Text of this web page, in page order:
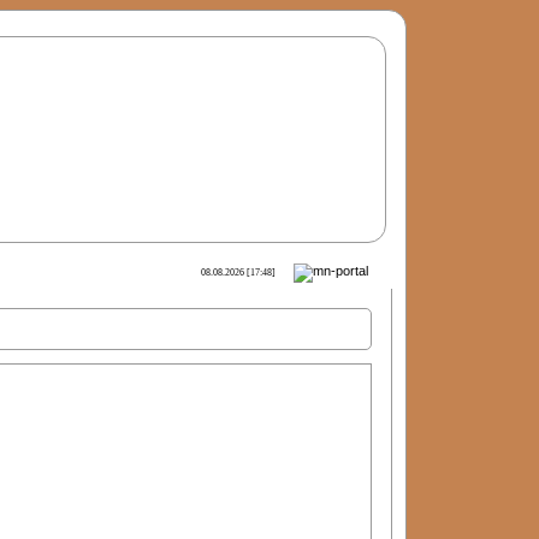
08.08.2026 [17:48]